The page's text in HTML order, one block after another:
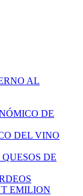
AL
DE
DEL VINO
DE
EMILION